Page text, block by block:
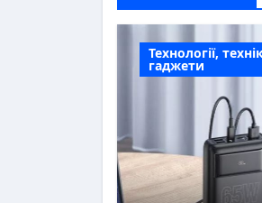
Технології,
гаджети